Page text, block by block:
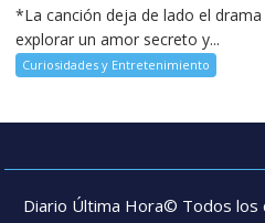
*La canción deja de lado el
explorar un amor secreto y...
Curiosidades y Entretenimiento
Diario Última Hora© Todos